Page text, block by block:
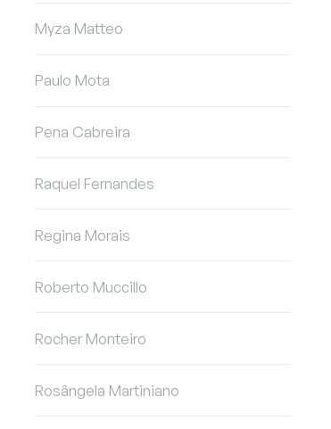
Myza Matteo
Paulo Mota
Pena Cabreira
Raquel Fernandes
Regina Morais
Roberto Muccillo
Rocher Monteiro
Rosângela Martiniano